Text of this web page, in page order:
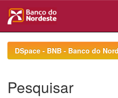
navigationDSpace - BNB - Banco do
Pesquisar